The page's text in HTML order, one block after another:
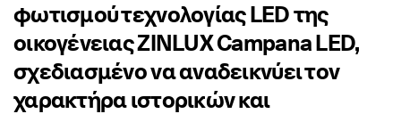
φωτισμού τεχνολογίας LED της
οικογένειας ZINLUX Campana LED,
σχεδιασμένο να αναδεικνύει τον
χαρακτήρα ιστορικών και